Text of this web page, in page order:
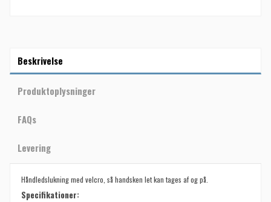
Beskrivelse
Produktoplysninger
FAQs
Levering
Håndledslukning med velcro, så handsken let kan tages af og på.
Specifikationer: